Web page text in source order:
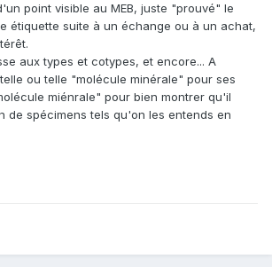
point visible au MEB, juste "prouvé" le
étiquette suite à un échange ou à un achat,
aux types et cotypes, et encore... A
ou telle "molécule minérale" pour ses
miénrale" pour bien montrer qu'il
de spécimens tels qu'on les entends en